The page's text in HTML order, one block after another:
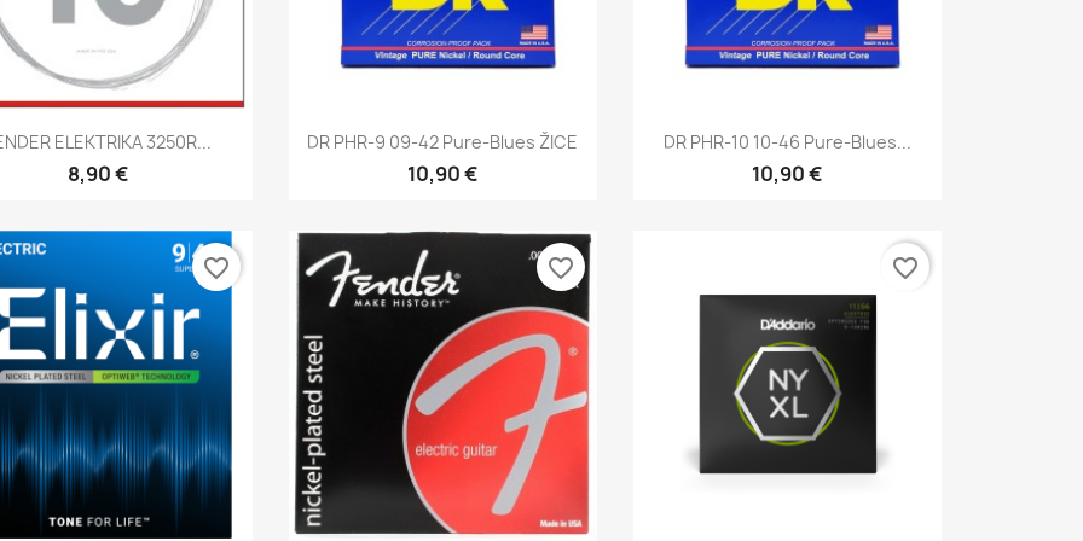
Brzi pregled
ELEKTRIKA 3250R...
8,90 €
Brzi pregled
DR PHR-9 09-42 Pure-Blues ŽICE
10,90 €
Brzi pregled
DR PHR-10 10-46 Pure-Blues...
10,90 €
favorite_border favorite_border favorite_border